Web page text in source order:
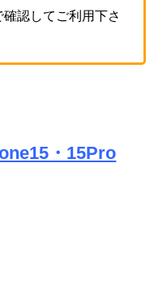
確認してご利用下さ
・15Pro